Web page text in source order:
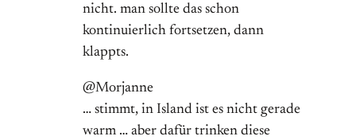
nicht. man sollte das schon
kontinuierlich fortsetzen, dann
klappts.
@Morjanne
… stimmt, in Island ist es nicht gerade
warm … aber dafür trinken diese